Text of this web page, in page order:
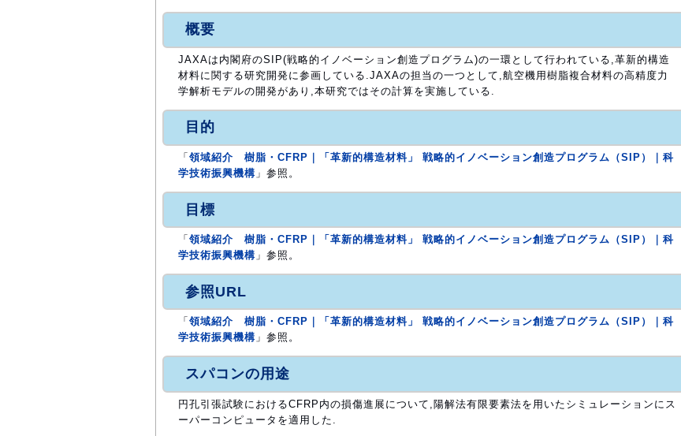
概要
JAXAは内閣府のSIP(戦略的イノベーション創造プログラム)の一環として行われている,革新的構造
材料に関する研究開発に参画している.JAXAの担当の一つとして,航空機用樹脂複合材料の高精度力
学解析モデルの開発があり,本研究ではその計算を実施している.
目的
「 領域紹介 樹脂・CFRP｜「革新的構造材料」 戦略的イノベーション創造プログラム（SIP）｜科
学技術振興機構 」参照。
目標
「 領域紹介 樹脂・CFRP｜「革新的構造材料」 戦略的イノベーション創造プログラム（SIP）｜科
学技術振興機構 」参照。
参照URL
「 領域紹介 樹脂・CFRP｜「革新的構造材料」 戦略的イノベーション創造プログラム（SIP）｜科
学技術振興機構 」参照。
スパコンの用途
円孔引張試験におけるCFRP内の損傷進展について,陽解法有限要素法を用いたシミュレーションにス
ーパーコンピュータを適用した.